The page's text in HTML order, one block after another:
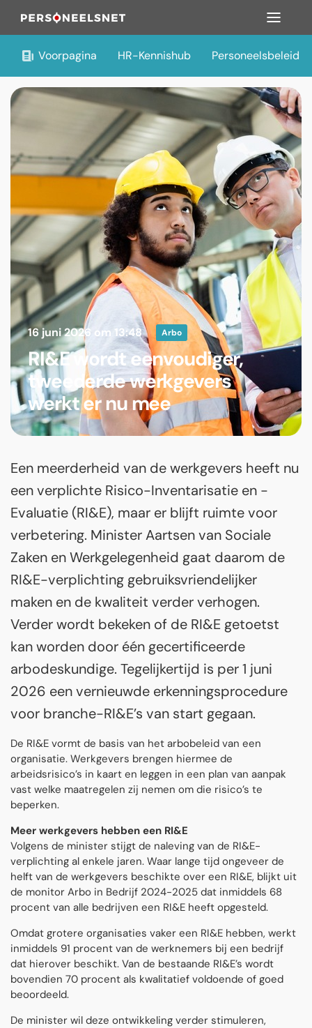
Voorpagina HR-Kennishub Personeelsbeleid
16 juni 2026 om 13:48 Arbo
RI&E wordt eenvoudiger,
tweederde werkgevers
werkt er nu mee
Een meerderheid van de werkgevers heeft nu
een verplichte Risico-Inventarisatie en -
Evaluatie (RI&E), maar er blijft ruimte voor
verbetering. Minister Aartsen van Sociale
Zaken en Werkgelegenheid gaat daarom de
RI&E-verplichting gebruiksvriendelijker
maken en de kwaliteit verder verhogen.
Verder wordt bekeken of de RI&E getoetst
kan worden door één gecertificeerde
arbodeskundige. Tegelijkertijd is per 1 juni
2026 een vernieuwde erkenningsprocedure
voor branche-RI&E’s van start gegaan.
De RI&E vormt de basis van het arbobeleid van een
organisatie. Werkgevers brengen hiermee de
arbeidsrisico’s in kaart en leggen in een plan van aanpak
vast welke maatregelen zij nemen om die risico’s te
beperken.
Meer werkgevers hebben een RI&E
Volgens de minister stijgt de naleving van de RI&E-
verplichting al enkele jaren. Waar lange tijd ongeveer de
helft van de werkgevers beschikte over een RI&E, blijkt uit
de monitor Arbo in Bedrijf 2024-2025 dat inmiddels 68
procent van alle bedrijven een RI&E heeft opgesteld.
Omdat grotere organisaties vaker een RI&E hebben, werkt
inmiddels 91 procent van de werknemers bij een bedrijf
dat hierover beschikt. Van de bestaande RI&E’s wordt
bovendien 70 procent als kwalitatief voldoende of goed
beoordeeld.
De minister wil deze ontwikkeling verder stimuleren,